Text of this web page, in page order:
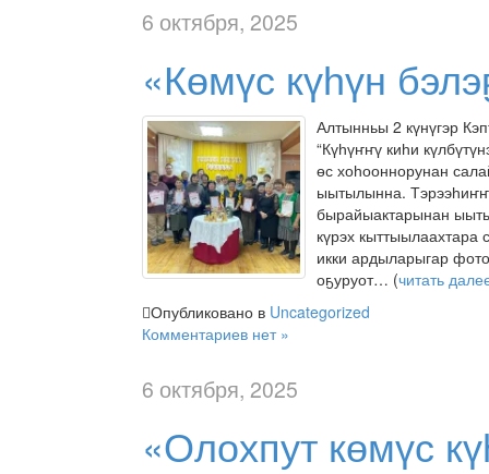
6 октября, 2025
«Көмүс күһүн
Алтынньы 2 күнүгэр
“Күһүҥҥү киһи
өс хоһооннорунан
ыытылынна.
бырайыактарынан
күрэх
икки ардыларыгар
оҕуруот… (читать
Опубликовано в Uncategorized
Комментариев нет »
6 октября, 2025
«Олохпут көмүс